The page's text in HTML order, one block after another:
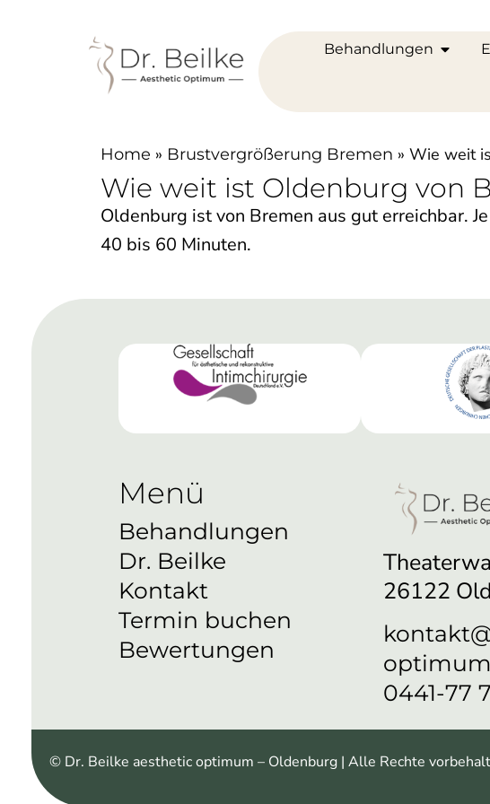
Behandlungen
Home » Brustvergrößerung Bremen » Wie weit
Wie weit ist Oldenburg von
Oldenburg ist von Bremen aus gut erreichbar.
40 bis 60 Minuten.
Menü
Behandlungen
Dr. Beilke
Kontakt
Termin buchen
Bewertungen
26122
0441-77
© Dr. Beilke aesthetic optimum – Oldenburg | Alle Rechte